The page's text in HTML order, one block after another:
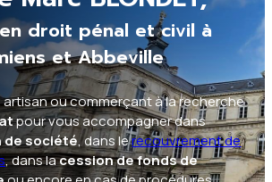
droit pénal et civil à
et Abbeville
ou commerçant à la recherche
pour vous accompagner dans
société, dans lerecouvrement de
, dans lacession de fonds de